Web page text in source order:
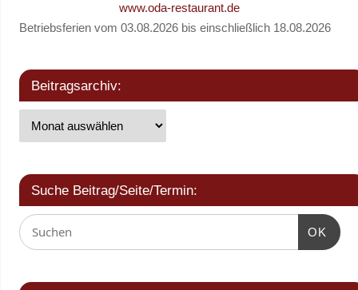
www.oda-restaurant.de
Betriebsferien vom 03.08.2026 bis einschließlich 18.08.2026
Beitragsarchiv:
Suche Beitrag/Seite/Termin:
OK